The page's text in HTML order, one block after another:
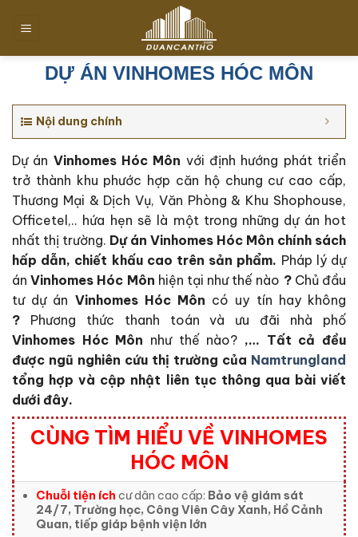
đến
DỰ ÁN VINHOMES HÓC MÔN
Nội dung chính
Dự án Vinhomes Hóc Môn với định hướng phát triển
trở thành khu phước hợp căn hộ chung cư cao cấp,
Thương Mại & Dịch Vụ, Văn Phòng & Khu Shophouse,
Officetel,.. hứa hẹn sẽ là một trong những dự án hot
nhất thị trường. Dự án Vinhomes Hóc Môn chính sách
hấp dẫn, chiết khấu cao trên sản phẩm. Pháp lý dự
ánVinhomes Hóc Môn hiện tại như thế nào ? Chủ đầu
tư dự án Vinhomes Hóc Môn có uy tín hay không
? Phương thức thanh toán và ưu đãi nhà phố
Vinhomes Hóc Môn như thế nào? ,… Tất cả đều
được ngũ nghiên cứu thị trường của Namtrungland
tổng hợp và cập nhật liên tục thông qua bài viết
dưới đây.
CÙNG TÌM HIỂU VỀ VINHOMES
HÓC MÔN
Chuỗi tiện ích cư dân cao cấp: Bảo vệ giám sát
24/7, Trường học, Công Viên Cây Xanh, Hồ Cảnh
Quan, tiếp giáp bệnh viện lớn